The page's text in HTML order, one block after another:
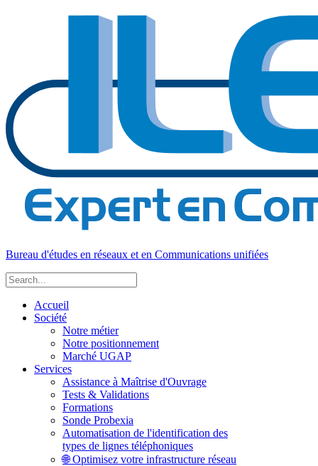
Bureau d'études en réseaux et en Communications unifiées
Accueil
Société
Notre métier
Notre positionnement
Marché UGAP
Services
Assistance à Maîtrise d'Ouvrage
Tests & Validations
Formations
Sonde Probexia
Automatisation de l'identification des
types de lignes téléphoniques
🌐 Optimisez votre infrastructure réseau